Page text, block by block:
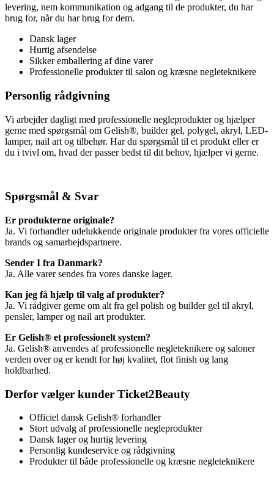
levering, nem kommunikation og adgang til de produkter, du har
brug for, når du har brug for dem.
Dansk lager
Hurtig afsendelse
Sikker emballering af dine varer
Professionelle produkter til salon og kræsne negleteknikere
Personlig rådgivning
Vi arbejder dagligt med professionelle negleprodukter og hjælper
gerne med spørgsmål om Gelish®, builder gel, polygel, akryl, LED-
lamper, nail art og tilbehør. Har du spørgsmål til et produkt eller er
du i tvivl om, hvad der passer bedst til dit behov, hjælper vi gerne.
Spørgsmål & Svar
Er produkterne originale?
Ja. Vi forhandler udelukkende originale produkter fra vores officielle
brands og samarbejdspartnere.
Sender I fra Danmark?
Ja. Alle varer sendes fra vores danske lager.
Kan jeg få hjælp til valg af produkter?
Ja. Vi rådgiver gerne om alt fra gel polish og builder gel til akryl,
pensler, lamper og nail art produkter.
Er Gelish® et professionelt system?
Ja. Gelish® anvendes af professionelle negleteknikere og saloner
verden over og er kendt for høj kvalitet, flot finish og lang
holdbarhed.
Derfor vælger kunder Ticket2Beauty
Officiel dansk Gelish® forhandler
Stort udvalg af professionelle negleprodukter
Dansk lager og hurtig levering
Personlig kundeservice og rådgivning
Produkter til både professionelle og kræsne negleteknikere